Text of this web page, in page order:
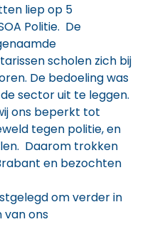
liep op 5
Politie. De
scholen zich bij
De bedoeling was
sector uit te leggen.
ons beperkt tot
tegen politie, en
Daarom trokken
en bezochten
om verder in
van ons